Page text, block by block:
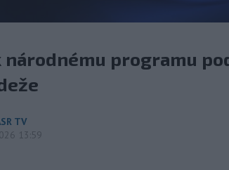
národnému programu
TV
13:59